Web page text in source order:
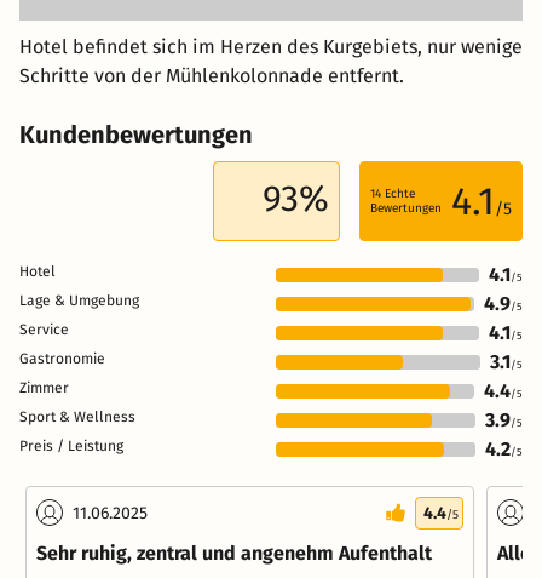
Hotel befindet sich im Herzen des Kurgebiets, nur wenige
Schritte von der Mühlenkolonnade entfernt.
Kundenbewertungen
93% 14 Echte
Bewertungen
4.1 /5
Hotel 4.1/5
Lage & Umgebung 4.9/5
Service 4.1/5
Gastronomie 3.1/5
Zimmer 4.4/5
Sport & Wellness 3.9/5
Preis / Leistung 4.2/5
11.06.2025 4.4/5
Sehr ruhig, zentral und angenehm Aufenthalt